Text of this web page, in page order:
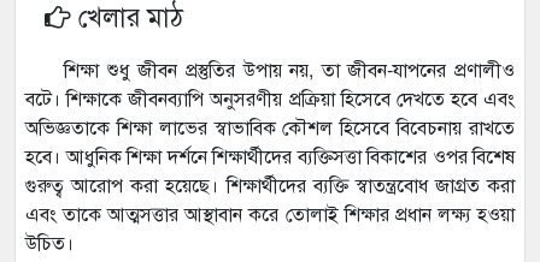
খেলার মাঠ
শিক্ষা শুধু জীবন প্রস্তুতির উপায় নয়, তা জীবন-যাপনের প্রণালীও
বটে। শিক্ষাকে জীবনব্যাপি অনুসরণীয় প্রক্রিয়া হিসেবে দেখতে হবে এবং
অভিজ্ঞতাকে শিক্ষা লাভের স্বাভাবিক কৌশল হিসেবে বিবেচনায় রাখতে
হবে। আধুনিক শিক্ষা দর্শনে শিক্ষার্থীদের ব্যক্তিসত্তা বিকাশের ওপর বিশেষ
গুরুত্ব আরোপ করা হয়েছে। শিক্ষার্থীদের ব্যক্তি স্বাতন্ত্রবোধ জাগ্রত করা
এবং তাকে আত্মসত্তার আস্থাবান করে তোলাই শিক্ষার প্রধান লক্ষ্য হওয়া
উচিত।